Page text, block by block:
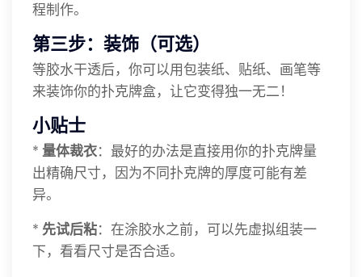
程制作。
第三步：装饰（可选）
等胶水干透后，你可以用包装纸、贴纸、画笔等
来装饰你的扑克牌盒，让它变得独一无二！
小贴士
* 量体裁衣：最好的办法是直接用你的扑克牌量
出精确尺寸，因为不同扑克牌的厚度可能有差
异。
* 先试后粘：在涂胶水之前，可以先虚拟组装一
下，看看尺寸是否合适。